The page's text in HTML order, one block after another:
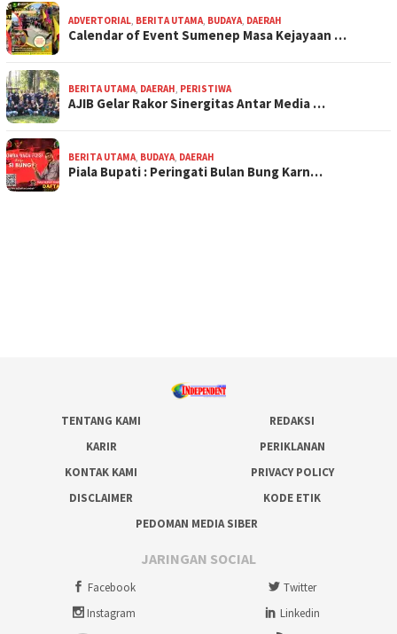
ADVERTORIAL BERITA UTAMA BUDAYA DAERAH
Calendar of Event Sumenep Masa Kejayaan …
BERITA UTAMA DAERAH PERISTIWA
AJIB Gelar Rakor Sinergitas Antar Media …
BERITA UTAMA BUDAYA DAERAH
Piala Bupati : Peringati Bulan Bung Karn…
TENTANG KAMI
REDAKSI
KARIR
PERIKLANAN
KONTAK KAMI
PRIVACY POLICY
DISCLAIMER
KODE ETIK
PEDOMAN MEDIA SIBER
JARINGAN SOCIAL
Facebook
Twitter
Instagram
Linkedin